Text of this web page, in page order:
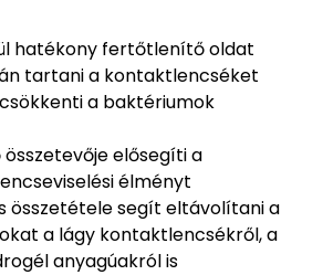
hatékony fertőtlenítő oldat
tartani a kontaktlencséket
a baktériumok
elősegíti a
élményt
összetétele segít eltávolítani a
a lágy kontaktlencsékről, a
anyagúakról is